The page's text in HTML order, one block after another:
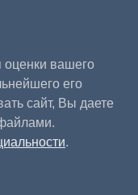
вашего
его
сайт, Вы даете
.